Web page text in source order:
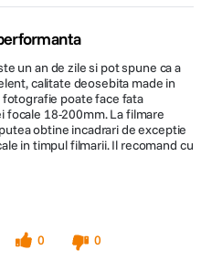
un an de zile si pot spune ca a
calitate deosebita made in
fotografie poate face fata
focale 18-200mm. La filmare
obtine incadrari de exceptie
in timpul filmarii. Il recomand cu
0
0